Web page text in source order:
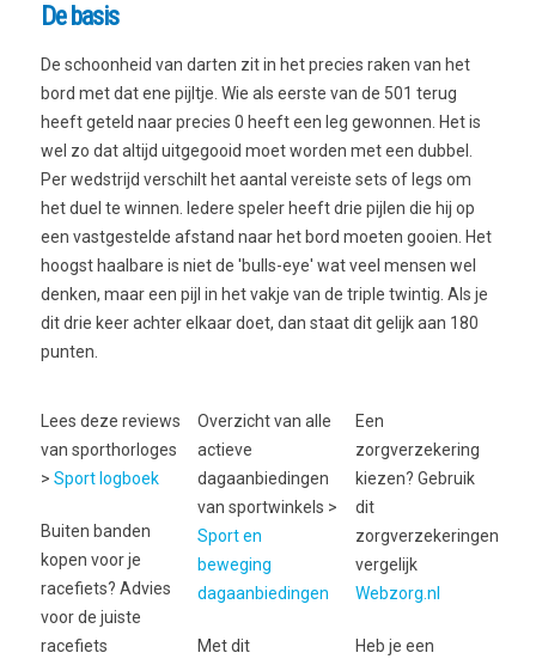
De basis
De schoonheid van darten zit in het precies raken van het
bord met dat ene pijltje. Wie als eerste van de 501 terug
heeft geteld naar precies 0 heeft een leg gewonnen. Het is
wel zo dat altijd uitgegooid moet worden met een dubbel.
Per wedstrijd verschilt het aantal vereiste sets of legs om
het duel te winnen. Iedere speler heeft drie pijlen die hij op
een vastgestelde afstand naar het bord moeten gooien. Het
hoogst haalbare is niet de 'bulls-eye' wat veel mensen wel
denken, maar een pijl in het vakje van de triple twintig. Als je
dit drie keer achter elkaar doet, dan staat dit gelijk aan 180
punten.
Lees deze reviews
van sporthorloges
> Sport logboek
Buiten banden
kopen voor je
racefiets? Advies
voor de juiste
racefiets
Overzicht van alle
actieve
dagaanbiedingen
van sportwinkels >
Sport en
beweging
dagaanbiedingen
Met dit
Een
zorgverzekering
kiezen? Gebruik
dit
zorgverzekeringen
vergelijk
Webzorg.nl
Heb je een